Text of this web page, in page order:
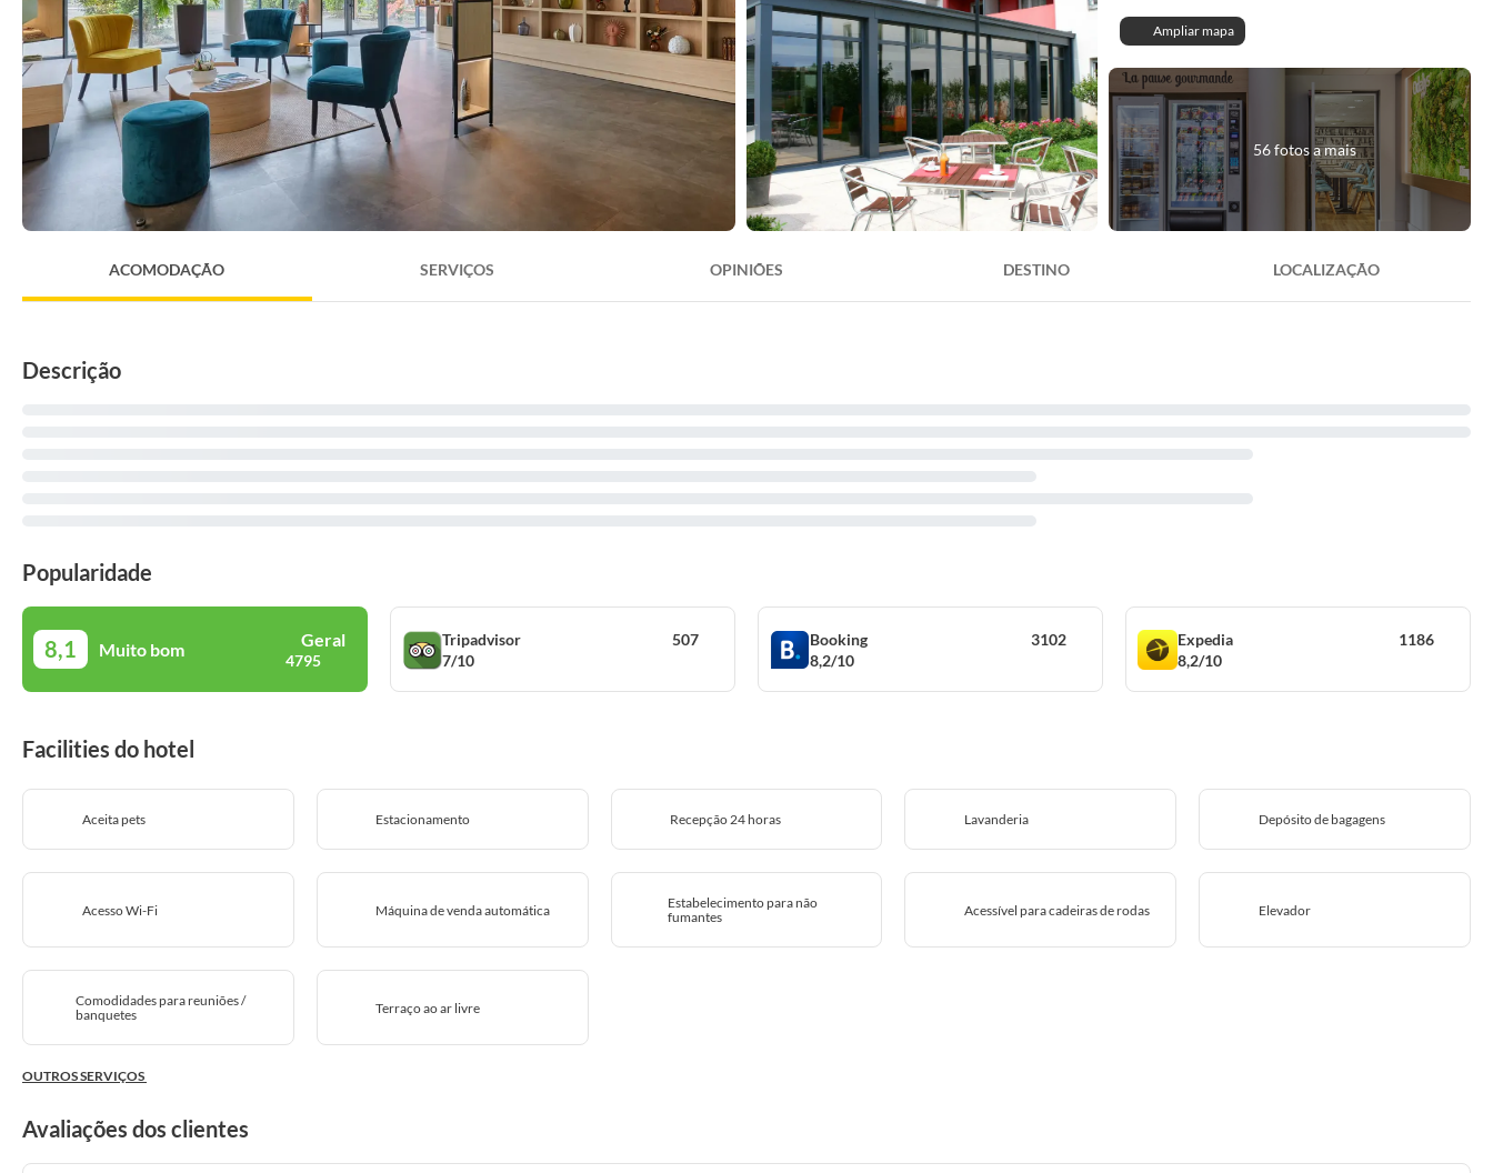
Ampliar mapa
56 fotos a mais
ACOMODAÇÃO SERVIÇOS OPINIÕES DESTINO LOCALIZAÇÃO
Descrição
Popularidade
8,1 Muito bom Geral
4795
Tripadvisor
7/10
507
Booking
8,2/10
3102
Expedia
8,2/10
1186
Facilities do hotel
Aceita pets Estacionamento Recepção 24 horas Lavanderia Depósito de bagagens
Acesso Wi-Fi Máquina de venda automática
Estabelecimento para não
fumantes
Acessível para cadeiras de rodas Elevador
Comodidades para reuniões /
banquetes
Terraço ao ar livre
OUTROS SERVIÇOS
Avaliações dos clientes